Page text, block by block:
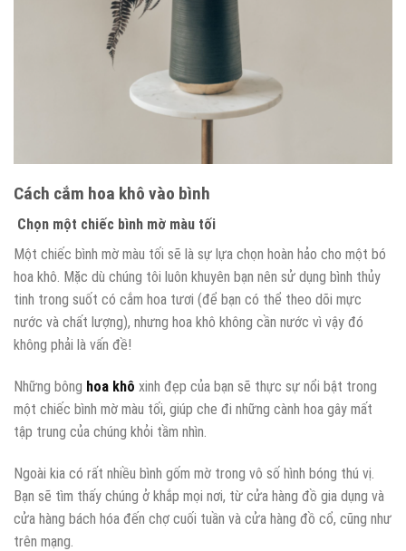
Cách cắm hoa khô vào bình
Chọn một chiếc bình mờ màu tối
Một chiếc bình mờ màu tối sẽ là sự lựa chọn hoàn hảo cho một bó
hoa khô. Mặc dù chúng tôi luôn khuyên bạn nên sử dụng bình thủy
tinh trong suốt có cắm hoa tươi (để bạn có thể theo dõi mực
nước và chất lượng), nhưng hoa khô không cần nước vì vậy đó
không phải là vấn đề!
Những bông hoa khô xinh đẹp của bạn sẽ thực sự nổi bật trong
một chiếc bình mờ màu tối, giúp che đi những cành hoa gây mất
tập trung của chúng khỏi tầm nhìn.
Ngoài kia có rất nhiều bình gốm mờ trong vô số hình bóng thú vị.
Bạn sẽ tìm thấy chúng ở khắp mọi nơi, từ cửa hàng đồ gia dụng và
cửa hàng bách hóa đến chợ cuối tuần và cửa hàng đồ cổ, cũng như
trên mạng.